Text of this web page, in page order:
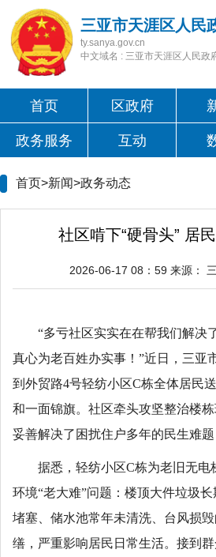
三亚市天涯区人民
ty.sanya.gov.cn
中文域名 : 三亚市天涯区人民政
首页 区政府
政务服务 互动
首页>新闻>政务动态
社区啃下“硬骨头” 居
2026-06-17 08：59 来源：
“多亏社区实实在在帮我们解决
真心为老百姓办实事！”近日，三亚
到外贸路4号轻纺小区C栋全体居民
和一面锦旗。社区牵头攻坚整治楼
妥善解决了困扰住户多年的民生难题
据悉，轻纺小区C栋为老旧无电
环境“老大难”问题：楼顶大件垃圾
堵塞、储水池常年未清洗、台风损
缮，严重影响居民日常生活。接到